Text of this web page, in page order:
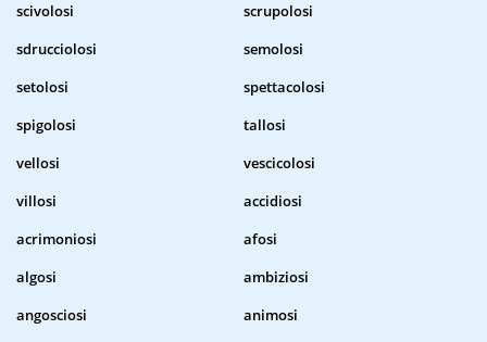
scivolosi
scrupolosi
sdrucciolosi
semolosi
setolosi
spettacolosi
spigolosi
tallosi
vellosi
vescicolosi
villosi
accidiosi
acrimoniosi
afosi
algosi
ambiziosi
angosciosi
animosi